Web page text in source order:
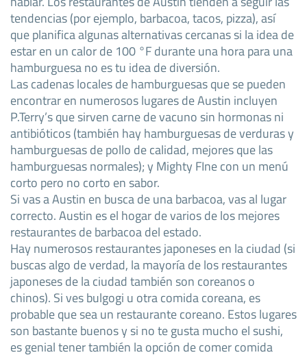
tendencias (por ejemplo, barbacoa, tacos, pizza), así
que planifica algunas alternativas cercanas si la idea de
estar en un calor de 100 °F durante una hora para una
hamburguesa no es tu idea de diversión.
Las cadenas locales de hamburguesas que se pueden
encontrar en numerosos lugares de Austin incluyen
P.Terry’s que sirven carne de vacuno sin hormonas ni
antibióticos (también hay hamburguesas de verduras y
hamburguesas de pollo de calidad, mejores que las
hamburguesas normales); y Mighty FIne con un menú
corto pero no corto en sabor.
Si vas a Austin en busca de una barbacoa, vas al lugar
correcto. Austin es el hogar de varios de los mejores
restaurantes de barbacoa del estado.
Hay numerosos restaurantes japoneses en la ciudad (si
buscas algo de verdad, la mayoría de los restaurantes
japoneses de la ciudad también son coreanos o
chinos). Si ves bulgogi u otra comida coreana, es
probable que sea un restaurante coreano. Estos lugares
son bastante buenos y si no te gusta mucho el sushi,
es genial tener también la opción de comer comida